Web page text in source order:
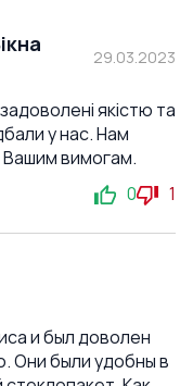
29.03.2023
якістю та
у нас. Нам
Вашим вимогам.
0 1
и был доволен
Они были удобны в